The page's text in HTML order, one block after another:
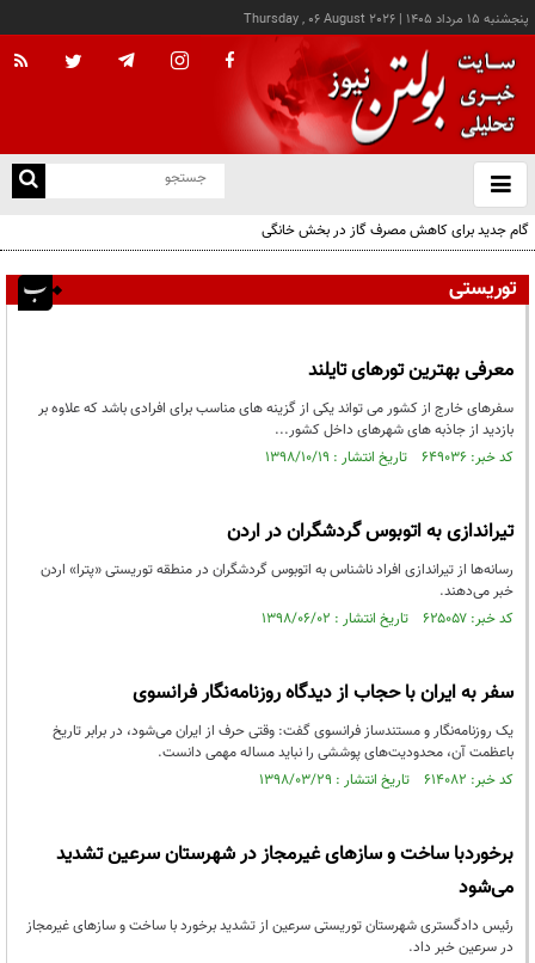
پنجشنبه ۱۵ مرداد ۱۴۰۵ |
Thursday , 06 August 2026
باز
و
گام جدید برای کاهش مصرف گاز در بخش خانگی
توریستی
معرفی بهترین تورهای تایلند
سفرهای خارج از کشور می تواند یکی از گزینه های مناسب برای افرادی باشد که علاوه بر
بازدید از جاذبه های شهرهای داخل کشور...
کد خبر: ۶۴۹۰۳۶ تاریخ انتشار : ۱۳۹۸/۱۰/۱۹
تیراندازی به اتوبوس گردشگران در اردن
رسانه‌ها از تیراندازی افراد ناشناس به اتوبوس گردشگران در منطقه توریستی «پترا» اردن
خبر می‌دهند.
کد خبر: ۶۲۵۰۵۷ تاریخ انتشار : ۱۳۹۸/۰۶/۰۲
سفر به ایران با حجاب از دیدگاه روزنامه‌نگار فرانسوی
یک روزنامه‌نگار و مستندساز فرانسوی گفت: وقتی حرف از ایران می‌شود، در برابر تاریخ
باعظمت آن، محدودیت‌های پوششی را نباید مساله مهمی دانست.
کد خبر: ۶۱۴۰۸۲ تاریخ انتشار : ۱۳۹۸/۰۳/۲۹
برخوردبا ساخت و سازهای غیرمجاز در شهرستان سرعین تشدید
می‌شود
رئیس دادگستری شهرستان توریستی سرعین از تشدید برخورد با ساخت و سازهای غیرمجاز
در سرعین خبر داد.